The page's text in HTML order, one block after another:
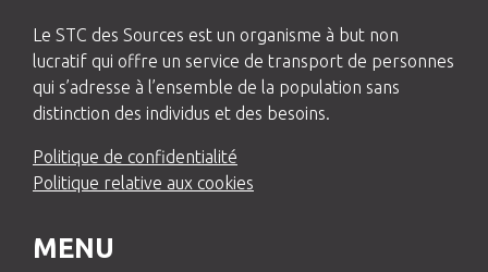
Le STC des Sources est un organisme à but non
lucratif qui offre un service de transport de personnes
qui s’adresse à l’ensemble de la population sans
distinction des individus et des besoins.
Politique de confidentialité
Politique relative aux cookies
MENU